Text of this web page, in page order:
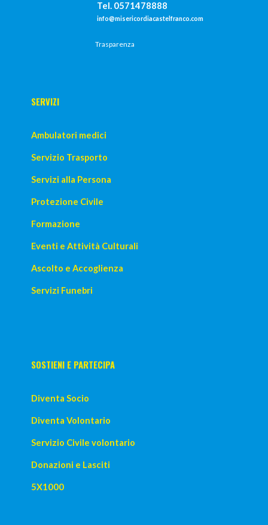
Tel. 0571478888
info@misericordiacastelfranco.com
Trasparenza
SERVIZI
Ambulatori medici
Servizio Trasporto
Servizi alla Persona
Protezione Civile
Formazione
Eventi e Attività Culturali
Ascolto e Accoglienza
Servizi Funebri
SOSTIENI E PARTECIPA
Diventa Socio
Diventa Volontario
Servizio Civile volontario
Donazioni e Lasciti
5X1000